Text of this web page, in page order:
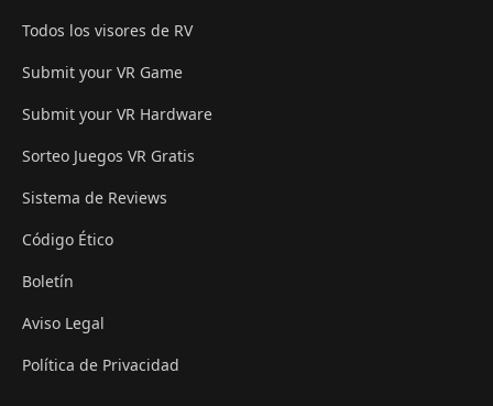
Todos los visores de RV
Submit your VR Game
Submit your VR Hardware
Sorteo Juegos VR Gratis
Sistema de Reviews
Código Ético
Boletín
Aviso Legal
Política de Privacidad